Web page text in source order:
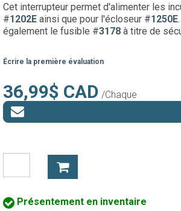
Cet interrupteur permet d'alimenter les
#1202E ainsi que pour l'écloseur #1250E
également le fusible #3178 à titre de
Écrire la première évaluation
36,99$ CAD /Chaque
Présentement en inventaire